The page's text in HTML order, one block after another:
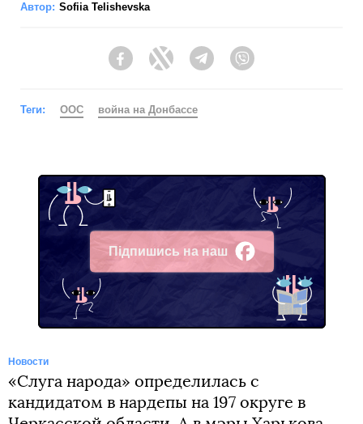
Автор: Sofiia Telishevska
FacebookTwitter Telegram
Теги: ООС война на Донбассе
Підпишись на наш
Facebook
Новости
«Слуга народа» определилась с
кандидатом в нардепы на 197 округе в